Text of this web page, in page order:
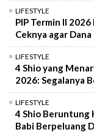
LIFESTYLE
PIP Termin II
Ceknya agar
LIFESTYLE
4 Shio yang
2026: Segalanya
LIFESTYLE
4 Shio Beruntung
Babi Berpeluang